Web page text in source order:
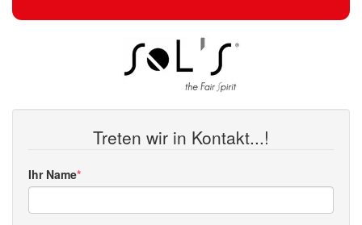
Treten wir in Kontakt...!
Ihr Name